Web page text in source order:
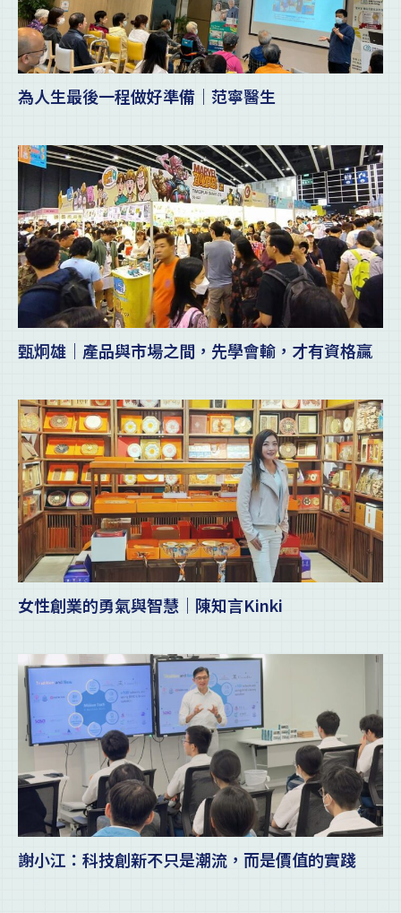
為人生最後一程做好準備｜范寧醫生
甄炯雄｜產品與市場之間，先學會輸，才有資格贏
女性創業的勇氣與智慧｜陳知言Kinki
謝小江：科技創新不只是潮流，而是價值的實踐